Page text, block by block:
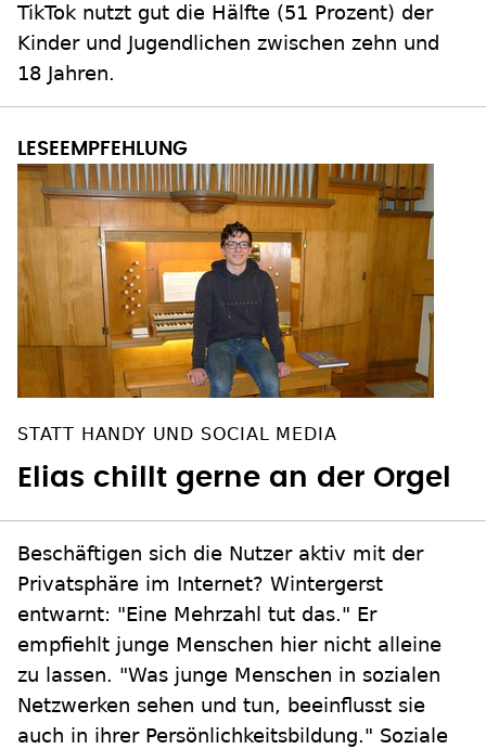
TikTok nutzt gut die Hälfte (51 Prozent) der
Kinder und Jugendlichen zwischen zehn und
18 Jahren.
STATT HANDY UND SOCIAL MEDIA
Elias chillt gerne an der Orgel
Beschäftigen sich die Nutzer aktiv mit der
Privatsphäre im Internet? Wintergerst
entwarnt: "Eine Mehrzahl tut das." Er
empfiehlt junge Menschen hier nicht alleine
zu lassen. "Was junge Menschen in sozialen
Netzwerken sehen und tun, beeinflusst sie
auch in ihrer Persönlichkeitsbildung." Soziale